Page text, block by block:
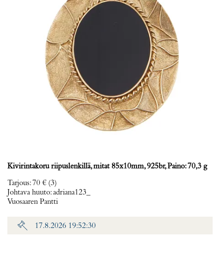
Kivirintakoru riipuslenkillä, mitat 85x10mm, 925br, Paino: 70,3 g
Tarjous:70 € (3)
Johtava huuto:adriana123_
Vuosaaren Pantti
17.8.2026 19:52:30